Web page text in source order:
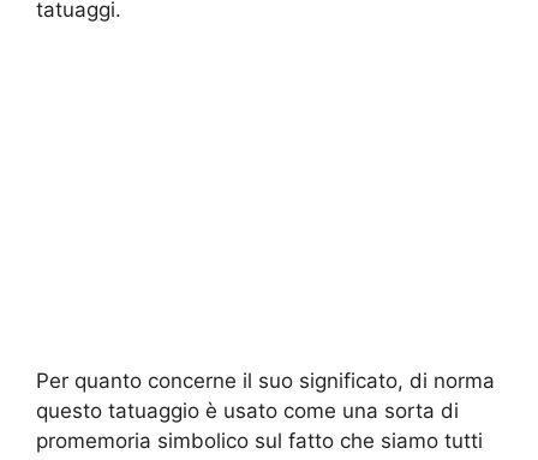
tatuaggi.
Per quanto concerne il suo significato, di norma
questo tatuaggio è usato come una sorta di
promemoria simbolico sul fatto che siamo tutti